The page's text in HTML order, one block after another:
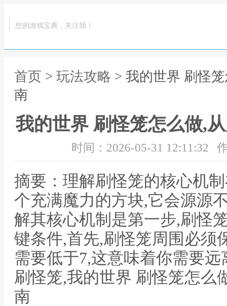
您的游戏宝典，关注我！
首页 > 玩法攻略 > 我的世界 刷怪
南
我的世界 刷怪笼怎么做,
时间：2026-05-31 12:11:32
摘要：理解刷怪笼的核心机
个充满魔力的方块,它会源源
解其核心机制是第一步,刷怪
键条件,首先,刷怪笼周围必须
需要低于7,这意味着你需要
刷怪笼,我的世界 刷怪笼怎么
南